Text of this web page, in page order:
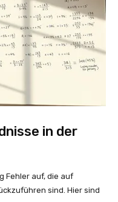
in der
Fehler auf, die auf
sind. Hier sind